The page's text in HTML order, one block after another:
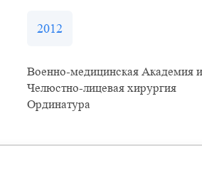
2012
Военно-медицинская Академия
Челюстно-лицевая хирургия
Ординатура